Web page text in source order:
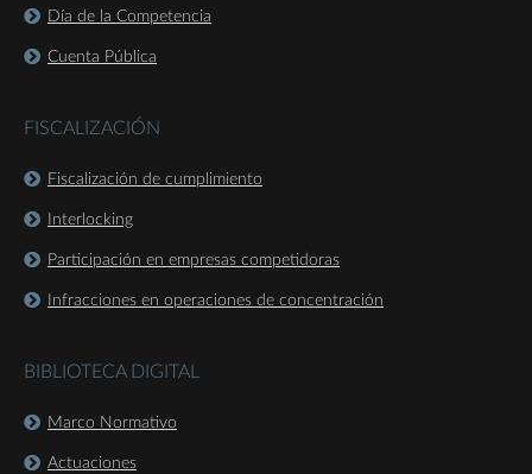
Día de la Competencia
Cuenta Pública
FISCALIZACIÓN
Fiscalización de cumplimiento
Interlocking
Participación en empresas competidoras
Infracciones en operaciones de concentración
BIBLIOTECA DIGITAL
Marco Normativo
Actuaciones